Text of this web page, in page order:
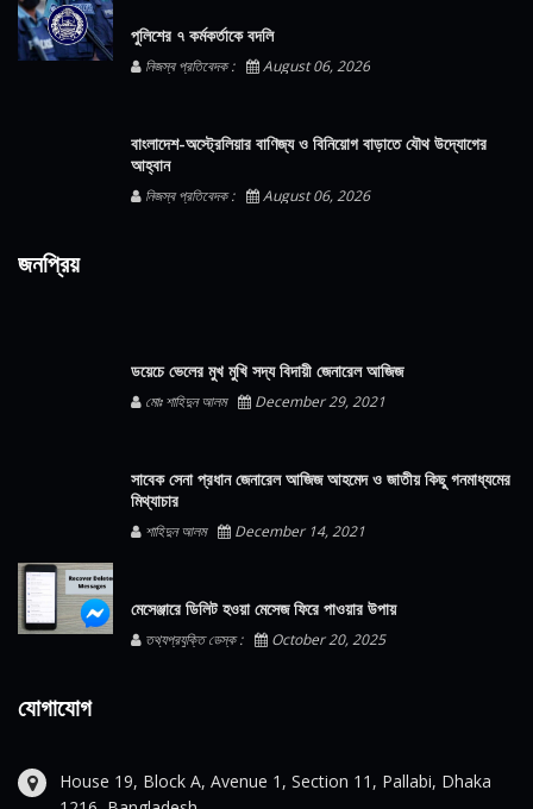
পুলিশের ৭ কর্মকর্তাকে বদলি
নিজস্ব প্রতিবেদক : August 06, 2026
বাংলাদেশ-অস্ট্রেলিয়ার বাণিজ্য ও বিনিয়োগ বাড়াতে যৌথ উদ্যোগের
আহ্বান
নিজস্ব প্রতিবেদক : August 06, 2026
জনপ্রিয়
ডয়েচে ভেলের মুখ মুখি সদ্য বিদায়ী জেনারেল আজিজ
মোঃ শাহিদুন আলম December 29, 2021
সাবেক সেনা প্রধান জেনারেল আজিজ আহমেদ ও জাতীয় কিছু গনমাধ্যমের
মিথ্যাচার
শাহিদুন আলম December 14, 2021
মেসেঞ্জারে ডিলিট হওয়া মেসেজ ফিরে পাওয়ার উপায়
তথ্যপ্রযুক্তি ডেস্ক : October 20, 2025
যোগাযোগ
House 19, Block A, Avenue 1, Section 11, Pallabi, Dhaka